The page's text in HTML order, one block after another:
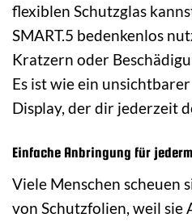
flexiblen Schutzglas
SMART.5 bedenkenlos
Kratzern oder
Es ist wie ein
Display, der dir jederzeit
Einfache Anbringung für
Viele Menschen scheuen
von Schutzfolien, weil sie